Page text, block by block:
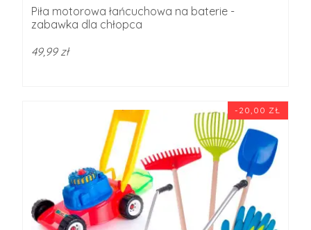
Piła motorowa łańcuchowa na baterie -
zabawka dla chłopca
49,99 zł
-20,00 ZŁ